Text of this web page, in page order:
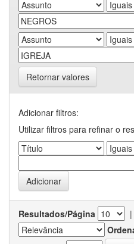
Retornar valores
Adicionar filtros:
Utilizar filtros para refinar o
Resultados/Página |